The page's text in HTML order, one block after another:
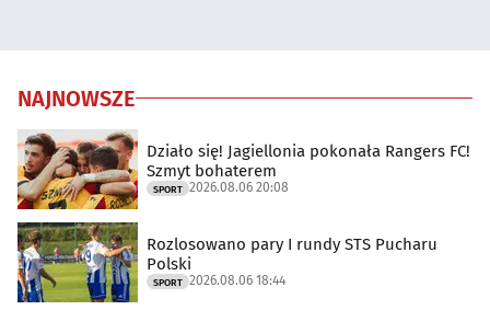
NAJNOWSZE
Działo się! Jagiellonia pokonała Rangers FC!
Szmyt bohaterem
SPORT 2026.08.06 20:08
Rozlosowano pary I rundy STS Pucharu
Polski
SPORT 2026.08.06 18:44